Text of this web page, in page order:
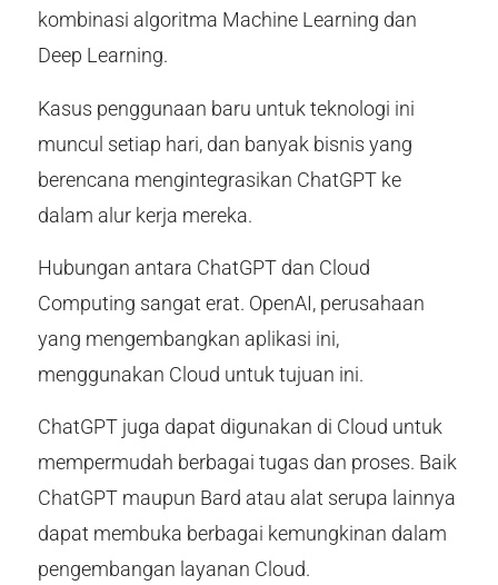
kombinasi algoritma Machine Learning dan
Deep Learning.
Kasus penggunaan baru untuk teknologi ini
muncul setiap hari, dan banyak bisnis yang
berencana mengintegrasikan ChatGPT ke
dalam alur kerja mereka.
Hubungan antara ChatGPT dan Cloud
Computing sangat erat. OpenAI, perusahaan
yang mengembangkan aplikasi ini,
menggunakan Cloud untuk tujuan ini.
ChatGPT juga dapat digunakan di Cloud untuk
mempermudah berbagai tugas dan proses. Baik
ChatGPT maupun Bard atau alat serupa lainnya
dapat membuka berbagai kemungkinan dalam
pengembangan layanan Cloud.